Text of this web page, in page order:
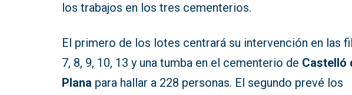
los trabajos en los tres cementerios.
El primero de los lotes centrará su intervención en las
7, 8, 9, 10, 13 y una tumba en el cementerio de Castelló
Plana para hallar a 228 personas. El segundo prevé los